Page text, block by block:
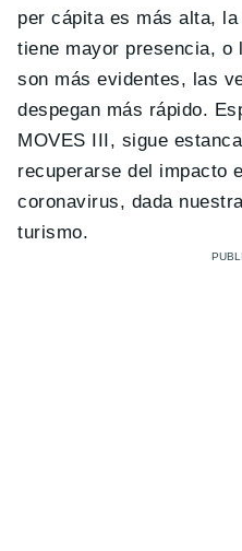
per cápita es más alta,
tiene mayor presencia,
son más evidentes, las
despegan más rápido.
MOVES III, sigue
recuperarse del impacto
coronavirus, dada
turismo.